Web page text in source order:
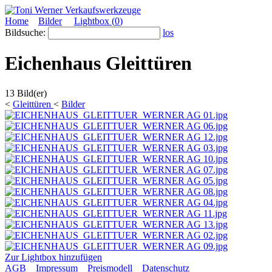
Home Bilder Lightbox (0)
Bildsuche:
los
Eichenhaus Gleittüren
13 Bild(er)
< Gleittüren < Bilder
Zur Lightbox hinzufügen
AGB
Impressum Preismodell
Datenschutz